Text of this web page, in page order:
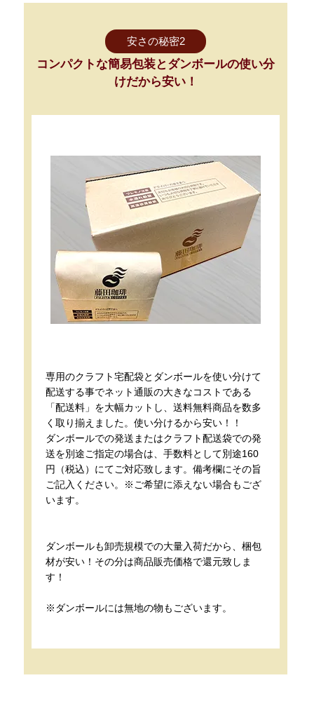
安さの秘密2
コンパクトな簡易包装とダンボールの使い分
けだから安い！
専用のクラフト宅配袋とダンボールを使い分けて
配送する事でネット通販の大きなコストである
「配送料」を大幅カットし、送料無料商品を数多
く取り揃えました。使い分けるから安い！！
ダンボールでの発送またはクラフト配送袋での発
送を別途ご指定の場合は、手数料として別途160
円（税込）にてご対応致します。備考欄にその旨
ご記入ください。※ご希望に添えない場合もござ
います。
ダンボールも卸売規模での大量入荷だから、梱包
材が安い！その分は商品販売価格で還元致しま
す！
※ダンボールには無地の物もございます。